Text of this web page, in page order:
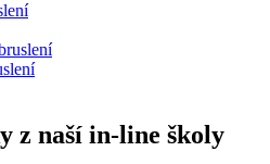
z naší in-line školy